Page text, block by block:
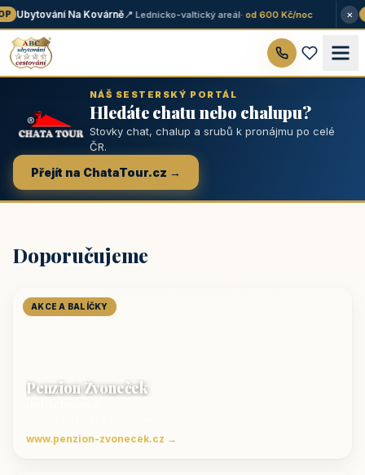
Ubytování Na Kovárně📍 Lednicko-valtický areál· od 600 Kč/noc ★
×
NÁŠ SESTERSKÝ PORTÁL
Hledáte chatu nebo chalupu?
Stovky chat, chalup a srubů k pronájmu po celé
ČR.
Přejít na ChataTour.cz →
Doporučujeme
AKCE A BALÍČKY
Penzion Zvoneček
www.penzion-zvonecek.cz →